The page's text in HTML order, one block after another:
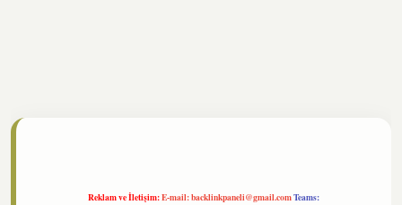
Reklam ve İletişim:E-mail:backlinkpaneli@gmail.comTeams: